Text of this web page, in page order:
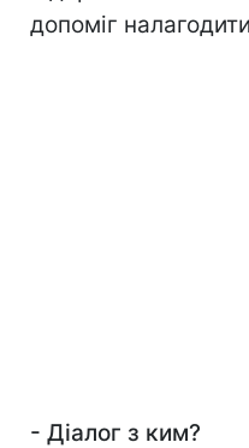
допоміг
- Діалог з ким?